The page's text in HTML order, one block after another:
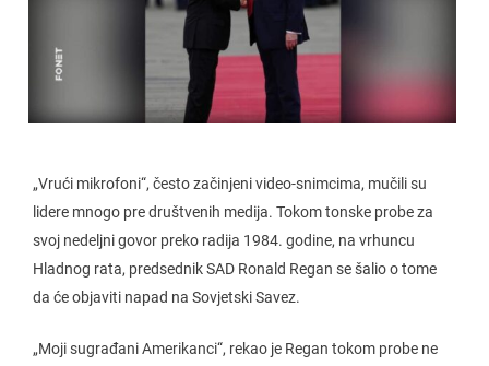
„Vrući mikrofoni“, često začinjeni video-snimcima, mučili su
lidere mnogo pre društvenih medija. Tokom tonske probe za
svoj nedeljni govor preko radija 1984. godine, na vrhuncu
Hladnog rata, predsednik SAD Ronald Regan se šalio o tome
da će objaviti napad na Sovjetski Savez.
„Moji sugrađani Amerikanci“, rekao je Regan tokom probe ne